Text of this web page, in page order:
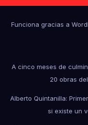
Funciona gracias a
A cinco meses de
20 obras
Alberto Quintanilla:
si existe un